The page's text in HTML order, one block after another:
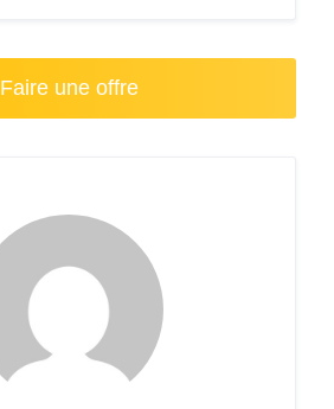
Faire une offre